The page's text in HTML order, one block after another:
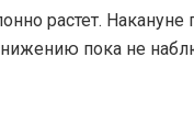
растет.
пока не